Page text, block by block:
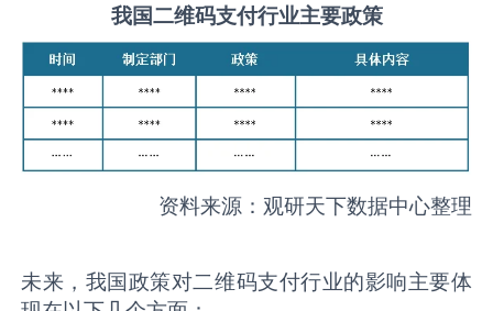
我国二维码支付行业主要政策
资料来源：观研天下数据中心整理
未来，我国政策对二维码支付行业的影响主要体